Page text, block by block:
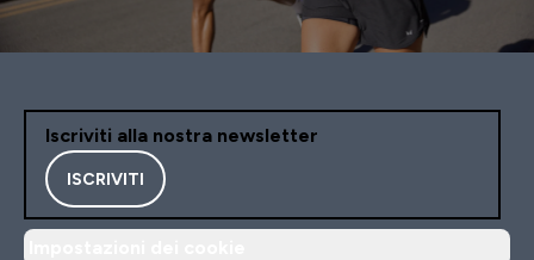
Iscriviti alla nostra newsletter
ISCRIVITI